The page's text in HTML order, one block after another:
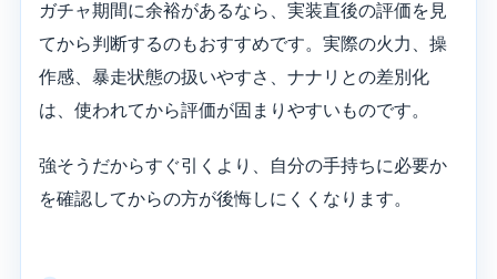
ガチャ期間に余裕があるなら、実装直後の評価を見
てから判断するのもおすすめです。実際の火力、操
作感、暴走状態の扱いやすさ、ナナリとの差別化
は、使われてから評価が固まりやすいものです。
強そうだからすぐ引くより、自分の手持ちに必要か
を確認してからの方が後悔しにくくなります。